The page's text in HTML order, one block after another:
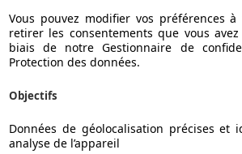
Vous pouvez modifier vos préférences
retirer les consentements que vous
biais de notre Gestionnaire de
Protection des données.
Objectifs
Données de géolocalisation précises et
analyse de l’appareil